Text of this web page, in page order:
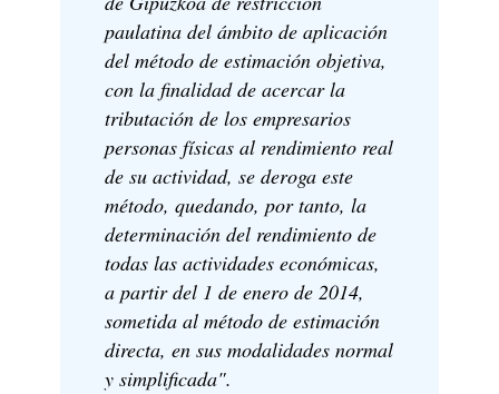
paulatina del ámbito de aplicación
del método de estimación objetiva,
con la finalidad de acercar la
tributación de los empresarios
personas físicas al rendimiento real
de su actividad, se deroga este
método, quedando, por tanto, la
determinación del rendimiento de
todas las actividades económicas,
a partir del 1 de enero de 2014,
sometida al método de estimación
directa, en sus modalidades normal
y simplificada".